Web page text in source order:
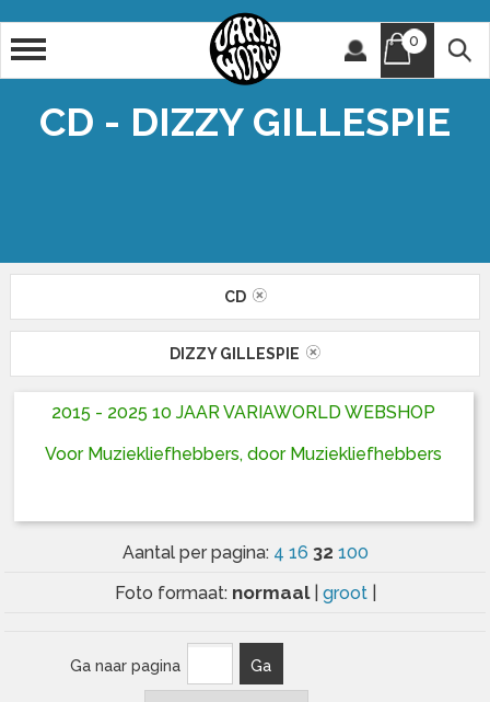
0
CD - DIZZY GILLESPIE
CD
DIZZY GILLESPIE
2015 - 2025 10 JAAR VARIAWORLD WEBSHOP
Voor Muziekliefhebbers, door Muziekliefhebbers
Aantal per pagina: 4 16 32 100
Foto formaat: normaal groot
Ga naar pagina Ga